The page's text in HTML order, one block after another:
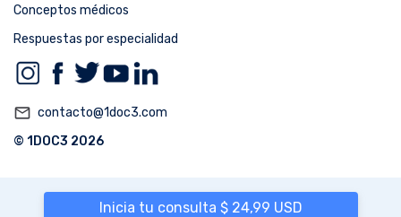
Inicia tu consulta $ 24,99 USD
Conceptos médicos
Respuestas por especialidad
mail_outline contacto@1doc3.com
© 1DOC3 2026